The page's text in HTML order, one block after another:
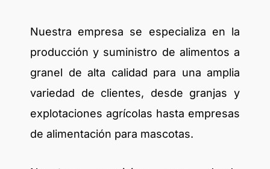
Nuestra empresa se especializa en la
producción y suministro de alimentos a
granel de alta calidad para una amplia
variedad de clientes, desde granjas y
explotaciones agrícolas hasta empresas
de alimentación para mascotas.